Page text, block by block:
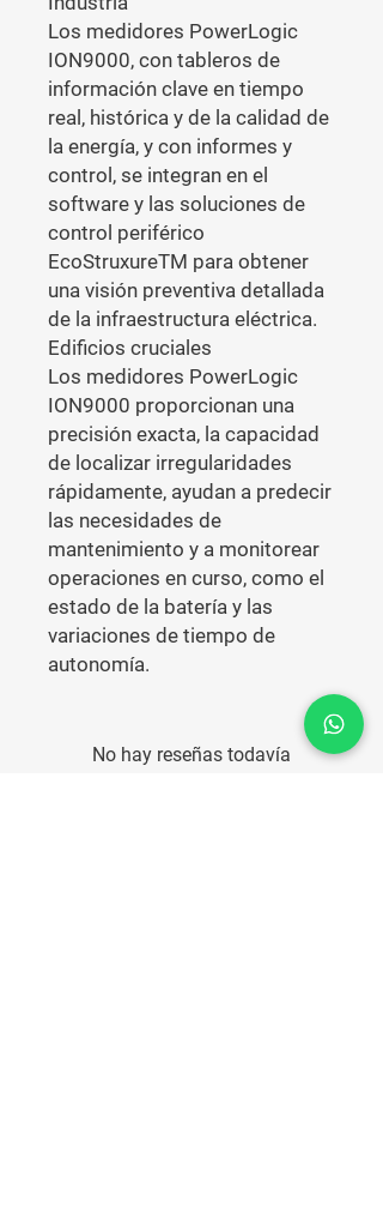
Los medidores PowerLogic
ION9000, con tableros de
información clave en tiempo
real, histórica y de la calidad de
la energía, y con informes y
control, se integran en el
software y las soluciones de
control periférico
EcoStruxureTM para obtener
una visión preventiva detallada
de la infraestructura eléctrica.
Edificios cruciales
Los medidores PowerLogic
ION9000 proporcionan una
precisión exacta, la capacidad
de localizar irregularidades
rápidamente, ayudan a predecir
las necesidades de
mantenimiento y a monitorear
operaciones en curso, como el
estado de la batería y las
variaciones de tiempo de
autonomía.
No hay reseñas todavía